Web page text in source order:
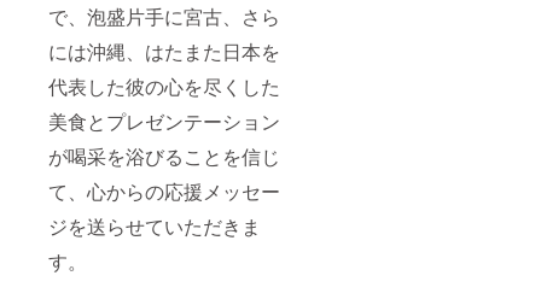
で、泡盛片手に宮古、さら
には沖縄、はたまた日本を
代表した彼の心を尽くした
美食とプレゼンテーション
が喝采を浴びることを信じ
て、心からの応援メッセー
ジを送らせていただきま
す。